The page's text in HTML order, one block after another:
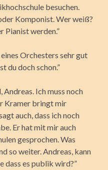
besuchen.
Komponist. Wer weiß?
Pianist werden.”
Orchesters sehr gut
du doch schon.”
Andreas. Ich muss noch
Kramer bringt mir
auch, dass ich noch
Er hat mit mir auch
gesprochen. Was
so weiter. Andreas, kann
dass es publik wird?”